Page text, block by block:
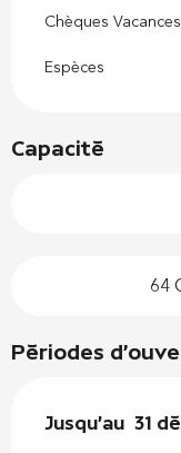
Chèques Vacances
Espèces
Capacité
64
Périodes
Du2 janvier
Jusqu'au 31